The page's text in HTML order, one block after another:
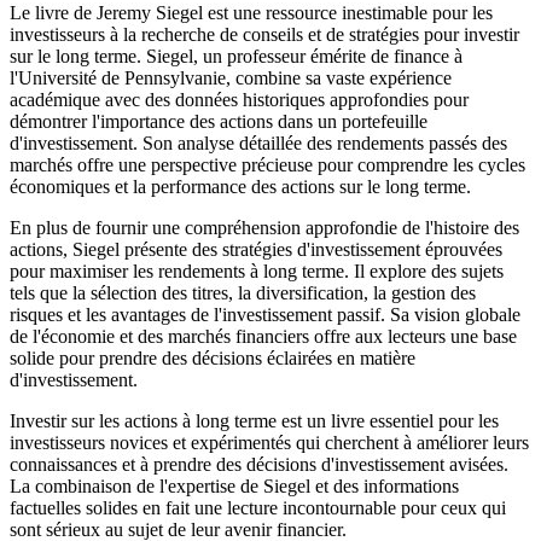
Le livre de Jeremy Siegel est une ressource inestimable pour les
investisseurs à la recherche de conseils et de stratégies pour investir
sur le long terme. Siegel, un professeur émérite de finance à
l'Université de Pennsylvanie, combine sa vaste expérience
académique avec des données historiques approfondies pour
démontrer l'importance des actions dans un portefeuille
d'investissement. Son analyse détaillée des rendements passés des
marchés offre une perspective précieuse pour comprendre les cycles
économiques et la performance des actions sur le long terme.
En plus de fournir une compréhension approfondie de l'histoire des
actions, Siegel présente des stratégies d'investissement éprouvées
pour maximiser les rendements à long terme. Il explore des sujets
tels que la sélection des titres, la diversification, la gestion des
risques et les avantages de l'investissement passif. Sa vision globale
de l'économie et des marchés financiers offre aux lecteurs une base
solide pour prendre des décisions éclairées en matière
d'investissement.
Investir sur les actions à long terme est un livre essentiel pour les
investisseurs novices et expérimentés qui cherchent à améliorer leurs
connaissances et à prendre des décisions d'investissement avisées.
La combinaison de l'expertise de Siegel et des informations
factuelles solides en fait une lecture incontournable pour ceux qui
sont sérieux au sujet de leur avenir financier.